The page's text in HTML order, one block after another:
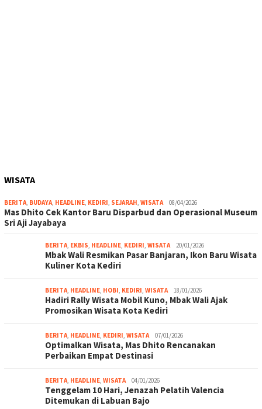
WISATA
BERITA, BUDAYA, HEADLINE, KEDIRI, SEJARAH, WISATA 08/04/2026
Mas Dhito Cek Kantor Baru Disparbud dan Operasional Museum
Sri Aji Jayabaya
BERITA, EKBIS, HEADLINE, KEDIRI, WISATA 20/01/2026
Mbak Wali Resmikan Pasar Banjaran, Ikon Baru Wisata
Kuliner Kota Kediri
BERITA, HEADLINE, HOBI, KEDIRI, WISATA 18/01/2026
Hadiri Rally Wisata Mobil Kuno, Mbak Wali Ajak
Promosikan Wisata Kota Kediri
BERITA, HEADLINE, KEDIRI, WISATA 07/01/2026
Optimalkan Wisata, Mas Dhito Rencanakan
Perbaikan Empat Destinasi
BERITA, HEADLINE, WISATA 04/01/2026
Tenggelam 10 Hari, Jenazah Pelatih Valencia
Ditemukan di Labuan Bajo